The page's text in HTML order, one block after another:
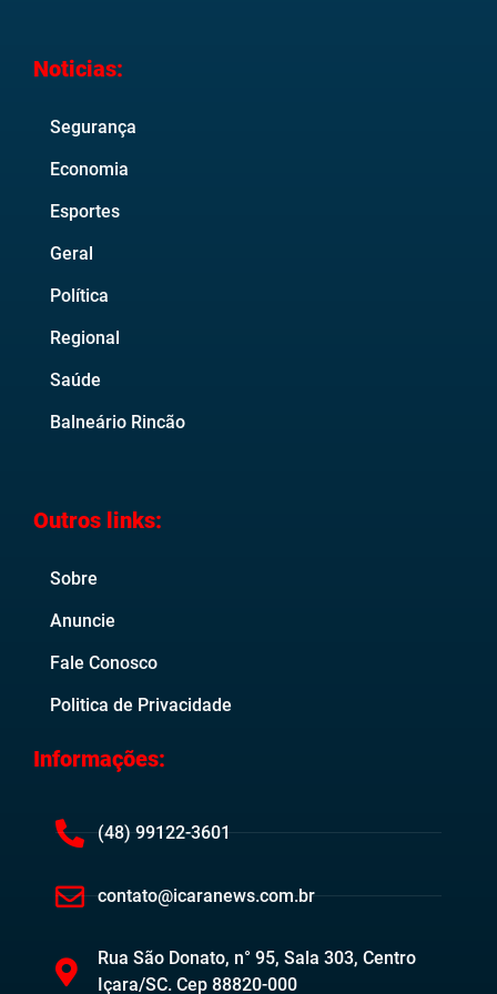
Noticias:
Segurança
Economia
Esportes
Geral
Política
Regional
Saúde
Balneário Rincão
Outros links:
Sobre
Anuncie
Fale Conosco
Politica de Privacidade
Informações:
(48) 99122-3601
contato@icaranews.com.br
Rua São Donato, n° 95, Sala 303, Centro
Içara/SC. Cep 88820-000